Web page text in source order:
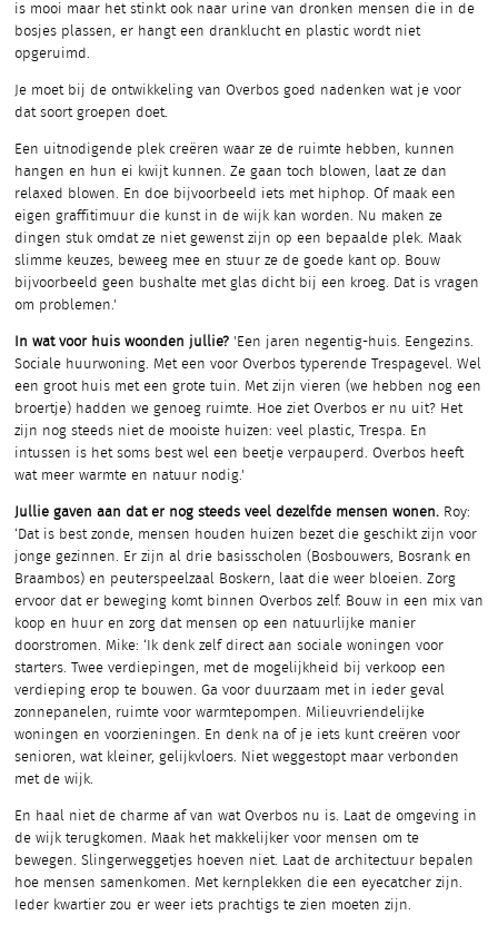
is mooi maar het stinkt ook naar urine van dronken mensen die in de
bosjes plassen, er hangt een dranklucht en plastic wordt niet
opgeruimd.
Je moet bij de ontwikkeling van Overbos goed nadenken wat je voor
dat soort groepen doet.
Een uitnodigende plek creëren waar ze de ruimte hebben, kunnen
hangen en hun ei kwijt kunnen. Ze gaan toch blowen, laat ze dan
relaxed blowen. En doe bijvoorbeeld iets met hiphop. Of maak een
eigen graffitimuur die kunst in de wijk kan worden. Nu maken ze
dingen stuk omdat ze niet gewenst zijn op een bepaalde plek. Maak
slimme keuzes, beweeg mee en stuur ze de goede kant op. Bouw
bijvoorbeeld geen bushalte met glas dicht bij een kroeg. Dat is vragen
om problemen.'
In wat voor huis woonden jullie? 'Een jaren negentig-huis. Eengezins.
Sociale huurwoning. Met een voor Overbos typerende Trespagevel. Wel
een groot huis met een grote tuin. Met zijn vieren (we hebben nog een
broertje) hadden we genoeg ruimte. Hoe ziet Overbos er nu uit? Het
zijn nog steeds niet de mooiste huizen: veel plastic, Trespa. En
intussen is het soms best wel een beetje verpauperd. Overbos heeft
wat meer warmte en natuur nodig.'
Jullie gaven aan dat er nog steeds veel dezelfde mensen wonen. Roy:
‘Dat is best zonde, mensen houden huizen bezet die geschikt zijn voor
jonge gezinnen. Er zijn al drie basisscholen (Bosbouwers, Bosrank en
Braambos) en peuterspeelzaal Boskern, laat die weer bloeien. Zorg
ervoor dat er beweging komt binnen Overbos zelf. Bouw in een mix van
koop en huur en zorg dat mensen op een natuurlijke manier
doorstromen. Mike: ‘Ik denk zelf direct aan sociale woningen voor
starters. Twee verdiepingen, met de mogelijkheid bij verkoop een
verdieping erop te bouwen. Ga voor duurzaam met in ieder geval
zonnepanelen, ruimte voor warmtepompen. Milieuvriendelijke
woningen en voorzieningen. En denk na of je iets kunt creëren voor
senioren, wat kleiner, gelijkvloers. Niet weggestopt maar verbonden
met de wijk.
En haal niet de charme af van wat Overbos nu is. Laat de omgeving in
de wijk terugkomen. Maak het makkelijker voor mensen om te
bewegen. Slingerweggetjes hoeven niet. Laat de architectuur bepalen
hoe mensen samenkomen. Met kernplekken die een eyecatcher zijn.
Ieder kwartier zou er weer iets prachtigs te zien moeten zijn.